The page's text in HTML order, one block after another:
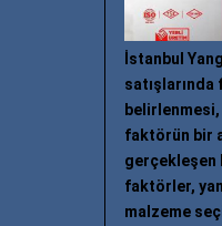
İstanbul
satışlarında
faktörün bir
gerçekleşen
faktörler,
malzeme